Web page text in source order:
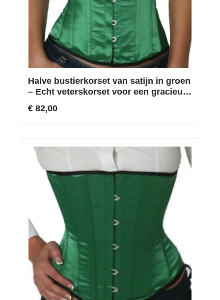
Halve bustierkorset van satijn in groen
– Echt veterskorset voor een gracieuze
€ 82,00